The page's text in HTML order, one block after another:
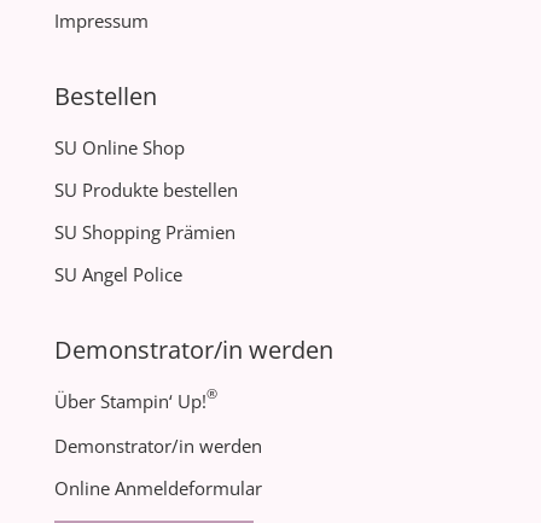
Impressum
Bestellen
SU Online Shop
SU Produkte bestellen
SU Shopping Prämien
SU Angel Police
Demonstrator/in werden
Über Stampin‘ Up!®
Demonstrator/in werden
Online Anmeldeformular